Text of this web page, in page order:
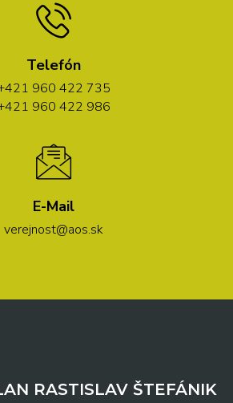
Telefón
960 422 735
960 422 986
E-Mail
verejnost@aos.sk
RASTISLAV ŠTEFÁNIK